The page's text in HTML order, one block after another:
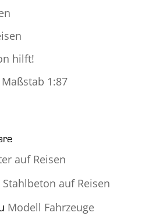
hilft!
1:87
auf Reisen
Stahlbeton auf Reisen
Modell Fahrzeuge